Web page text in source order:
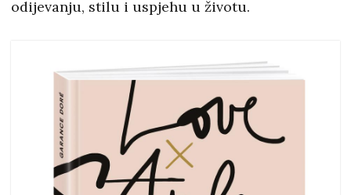
odijevanju, stilu i uspjehu u životu.